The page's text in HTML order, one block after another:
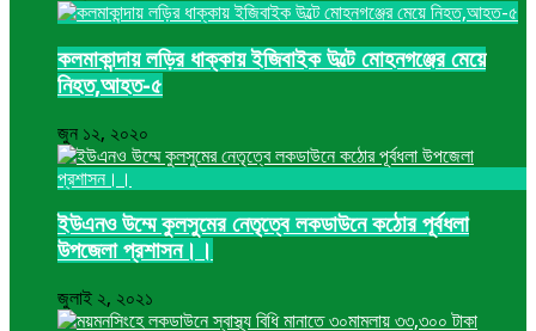
কলমাকান্দায় লড়ির ধাক্কায় ইজিবাইক উল্টে মোহনগঞ্জের মেয়ে
নিহত,আহত-৫
জুন ১২, ২০২০
ইউএনও উম্মে কুলসুমের নেতৃত্বে লকডাউনে কঠোর পূর্বধলা
উপজেলা প্রশাসন।।
জুলাই ২, ২০২১